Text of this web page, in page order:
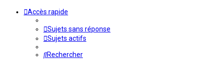
Accès rapide
Sujets sans réponse
Sujets actifs
Rechercher